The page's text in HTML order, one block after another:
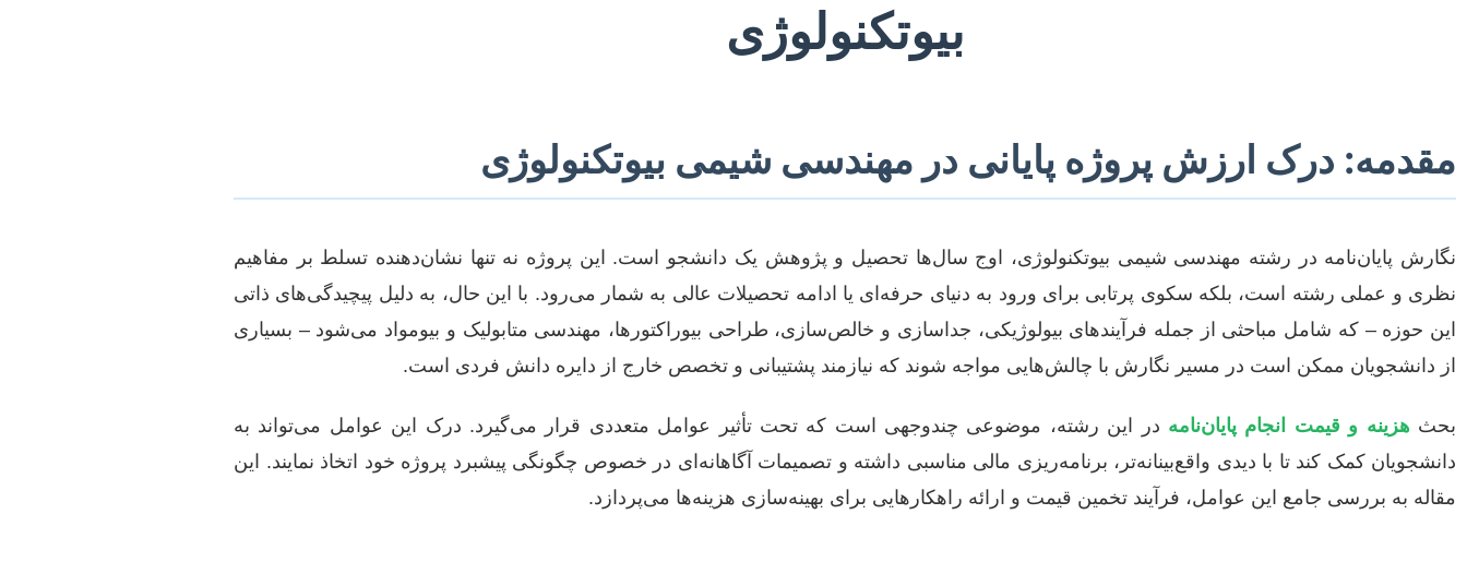
بیوتکنولوژی
مقدمه: درک ارزش پروژه پایانی در مهندسی شیمی بیوتکنولوژی
نگارش پایان‌نامه در رشته مهندسی شیمی بیوتکنولوژی، اوج سال‌ها تحصیل و پژوهش یک دانشجو است. این پروژه نه تنها نشان‌دهنده تسلط بر مفاهیم
نظری و عملی رشته است، بلکه سکوی پرتابی برای ورود به دنیای حرفه‌ای یا ادامه تحصیلات عالی به شمار می‌رود. با این حال، به دلیل پیچیدگی‌های ذاتی
این حوزه – که شامل مباحثی از جمله فرآیندهای بیولوژیکی، جداسازی و خالص‌سازی، طراحی بیوراکتورها، مهندسی متابولیک و بیومواد می‌شود – بسیاری
از دانشجویان ممکن است در مسیر نگارش با چالش‌هایی مواجه شوند که نیازمند پشتیبانی و تخصص خارج از دایره دانش فردی است.
بحثهزینه و قیمت انجام پایان‌نامه در این رشته، موضوعی چندوجهی است که تحت تأثیر عوامل متعددی قرار می‌گیرد. درک این عوامل می‌تواند به
دانشجویان کمک کند تا با دیدی واقع‌بینانه‌تر، برنامه‌ریزی مالی مناسبی داشته و تصمیمات آگاهانه‌ای در خصوص چگونگی پیشبرد پروژه خود اتخاذ نمایند. این
مقاله به بررسی جامع این عوامل، فرآیند تخمین قیمت و ارائه راهکارهایی برای بهینه‌سازی هزینه‌ها می‌پردازد.